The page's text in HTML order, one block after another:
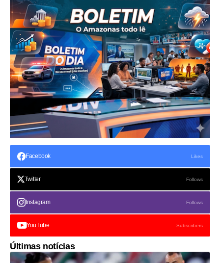
Facebook Likes
Twitter Follows
Instagram Follows
YouTube Subscribers
Últimas notícias